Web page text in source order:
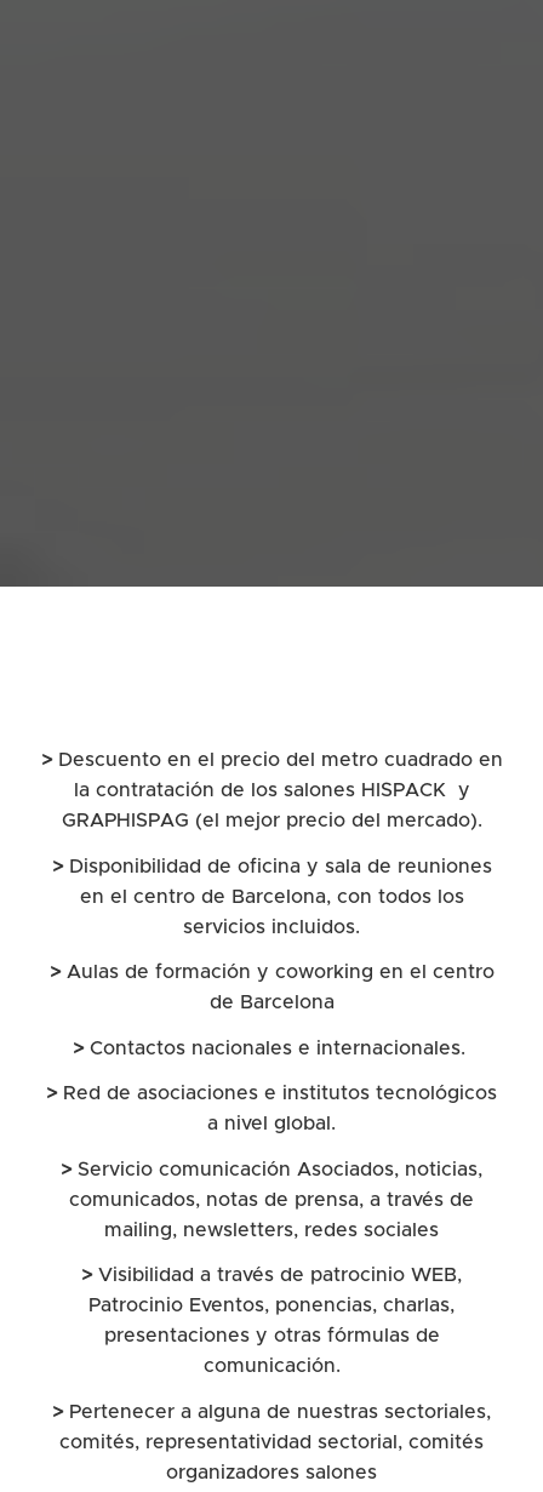
> Descuento en el precio del metro cuadrado en
la contratación de los salones HISPACK y
GRAPHISPAG (el mejor precio del mercado).
> Disponibilidad de oficina y sala de reuniones
en el centro de Barcelona, con todos los
servicios incluidos.
> Aulas de formación y coworking en el centro
de Barcelona
> Contactos nacionales e internacionales.
> Red de asociaciones e institutos tecnológicos
a nivel global.
> Servicio comunicación Asociados, noticias,
comunicados, notas de prensa, a través de
mailing, newsletters, redes sociales
> Visibilidad a través de patrocinio WEB,
Patrocinio Eventos, ponencias, charlas,
presentaciones y otras fórmulas de
comunicación.
> Pertenecer a alguna de nuestras sectoriales,
comités, representatividad sectorial, comités
organizadores salones